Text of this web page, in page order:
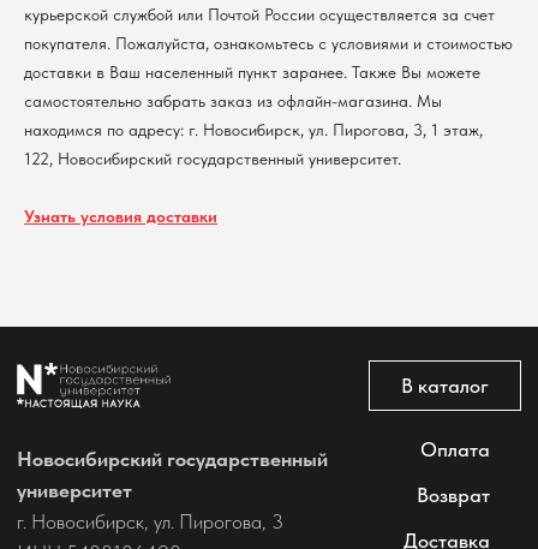
курьерской службой или Почтой России осуществляется за счет
покупателя. Пожалуйста, ознакомьтесь с условиями и стоимостью
доставки в Ваш населенный пункт заранее. Также Вы можете
самостоятельно забрать заказ из офлайн-магазина. Мы
находимся по адресу: г. Новосибирск, ул. Пирогова, 3, 1 этаж,
122, Новосибирский государственный университет.
Узнать условия доставки
@2026 Новосибирский государственный университет.
пользователей сайта